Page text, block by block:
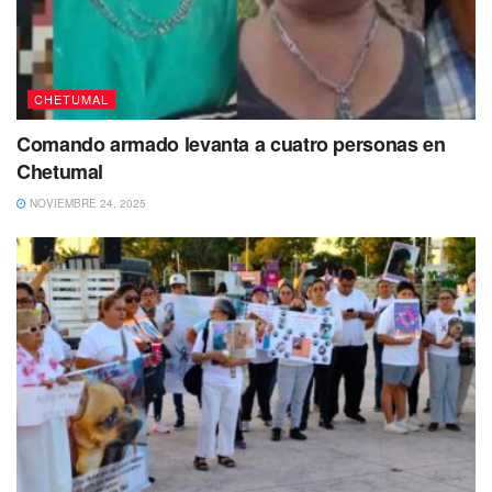
Mencionaron además que la necesidad de un patrimonio,
ha obligado a miles de familias a vivir en condiciones
precarias en estos asentamientos irregulares y algunas
cuentan con un difícil acceso, por lo que demandan
servicios básicos como pavimentación, alumbrado público
y agua potable, de los que han carecido por alrededor de
CHETUMAL
Comando armado levanta a cuatro personas en
Chetumal
NOVIEMBRE 24, 2025